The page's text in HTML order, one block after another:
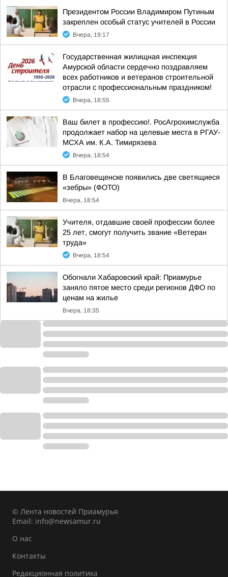
Президентом России Владимиром Путиным
закреплен особый статус учителей в России
Вчера, 19:17
Государственная жилищная инспекция
Амурской области сердечно поздравляем
всех работников и ветеранов строительной
отрасли с профессиональным праздником!
Вчера, 18:55
Ваш билет в профессию!. РосАгрохимслужба
продолжает набор на целевые места в РГАУ-
МСХА им. К.А. Тимирязева
Вчера, 18:54
В Благовещенске появились две светящиеся
«зебры» (ФОТО)
Вчера, 18:54
Учителя, отдавшие своей профессии более
25 лет, смогут получить звание «Ветеран
труда»
Вчера, 18:54
Обогнали Хабаровский край: Приамурье
заняло пятое место среди регионов ДФО по
ценам на жилье
Вчера, 18:35
© Лента новостей Приамурья
Email: info@newsamur.ru
О нас
Контакты
Редакционная политика